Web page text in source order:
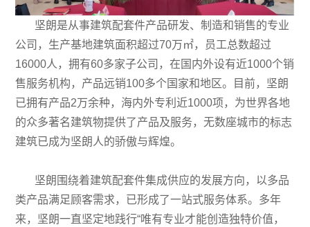
坚朗是从事建筑配套件产品研发、制造和销售的专业
公司，生产基地建筑面积超过70万㎡，员工总数超过
16000人，拥有60多家子公司，在国内外设有近1000个销
售服务机构，产品远销100多个国家和地区。目前，坚朗
已拥有产品2万余种，海内外专利近1000项，为世界各地
的众多著名建筑物提供了产品及服务，无数座城市的标志
建筑已成为坚朗人的骄傲与辉煌。
坚朗围绕着建筑配套件集成供应的发展方向，以多品
类产品满足顾客需求，已形成了一站式服务体系。多年
来，坚朗一直坚定地践行“唯有专业才能创造独特价值，